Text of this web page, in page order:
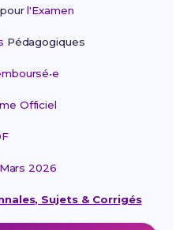
pourl'Examen
Pédagogiques
Officiel
Mars 2026
Sujets & Corrigés